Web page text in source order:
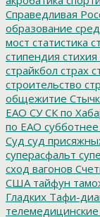
Справедливая
образование
мост статистика
стипендия стихия
страйкбол страх
строительство
общежитие
ЕАО СУ СК по
по ЕАО
Суд суд
суперасфальт
сход вагонов
США тайфун
Гладких Тафи-